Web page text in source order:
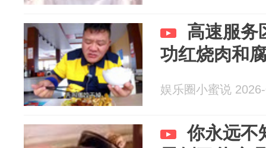
高速服务
功红烧肉和
娱乐圈小蜜说
你永远不